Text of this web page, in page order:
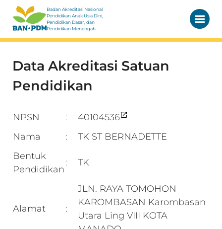
Badan Akreditasi Nasional
Pendidikan Anak Usia Dini,
Pendidikan Dasar, dan
Pendidikan Menengah
Data Akreditasi Satuan
Pendidikan
NPSN :
40104536
Nama
:
TK ST BERNADETTE
Bentuk
Pendidikan
: TK
Alamat :
JLN. RAYA TOMOHON
KAROMBASAN Karombasan
Utara Ling VIII KOTA